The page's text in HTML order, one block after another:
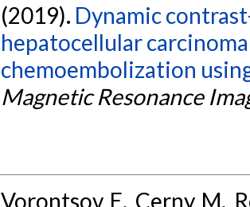
(2019). Dynamic
hepatocellular
chemoembolization
Magnetic Resonance
Vorontsov, E., Cerny, M.,